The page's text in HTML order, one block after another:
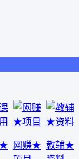
★
网赚★ 教辅★